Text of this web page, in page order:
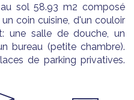
sol 58.93 m2 composé
coin cuisine, d'un couloir
une salle de douche, un
bureau (petite chambre).
de parking privatives.